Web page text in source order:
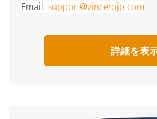
Email: support@vincerojp.com
詳細を表